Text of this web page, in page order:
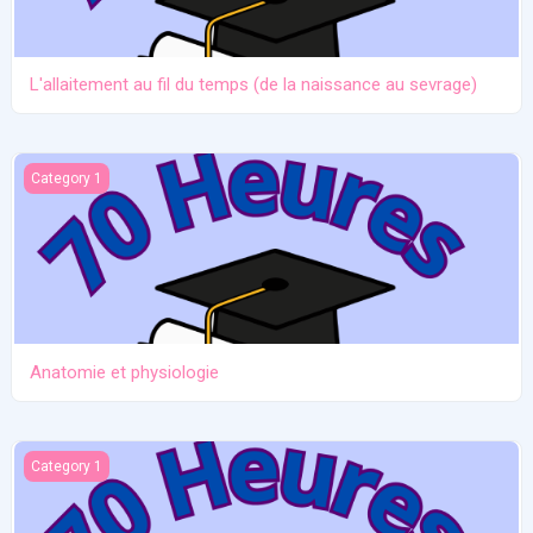
L'allaitement au fil du temps (de la naissance au sevrage)
Anatomie et physiologie
Category 1
Anatomie et physiologie
Ictère et hypoglycémie
Category 1